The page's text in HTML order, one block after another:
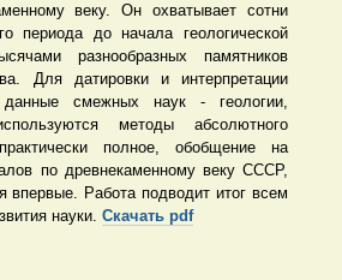
веку. Он охватывает сотни
периода до начала геологической
разнообразных памятников
Для датировки и интерпретации
данные смежных наук - геологии,
методы абсолютного
полное, обобщение на
по древнекаменному веку СССР,
впервые. Работа подводит итог всем
науки.Скачать pdf